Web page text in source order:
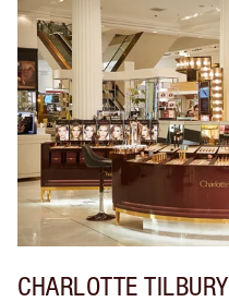
CHARLOTTE TILBURY